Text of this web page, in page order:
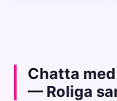
Chatta
— Roliga